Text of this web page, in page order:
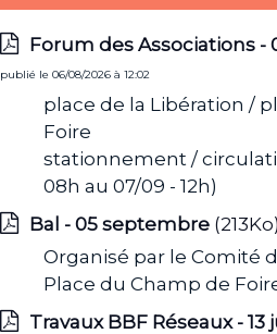
Forum des Associations -
publié le 06/08/2026 à 12:02
place de la Libération /
Foire
stationnement /
08h au 07/09 - 12h)
Bal - 05 septembre (213Ko)
Organisé par le Comité
Place du Champ de
Travaux BBF Réseaux - 13